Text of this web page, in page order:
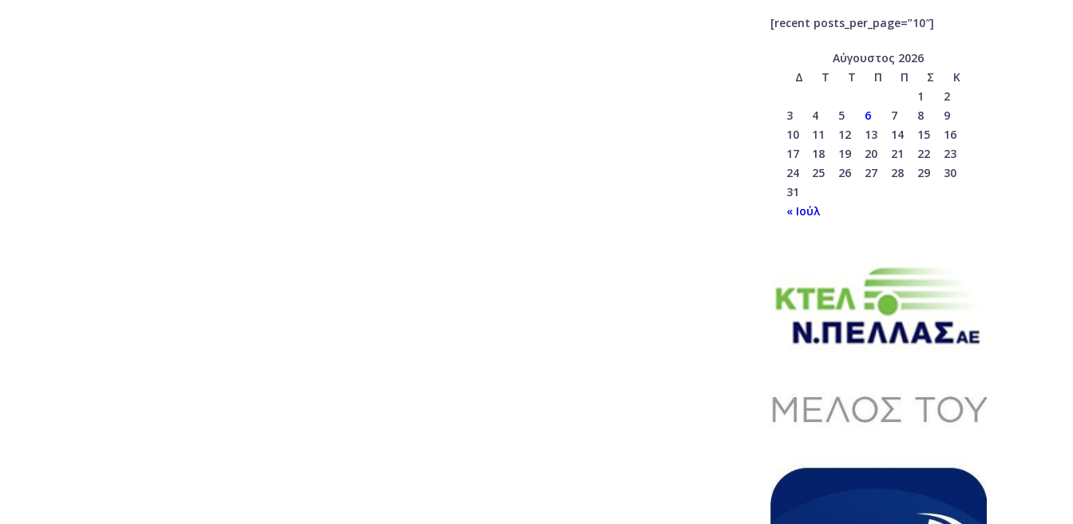
[recent posts_per_page=”10″]
Αύγουστος 2026
Δ
Τ Τ Π Π Σ
Κ
1
2
3
4 5 6 7 8
9
10
11 12 13 14 15
16
17
18 19 20 21 22
23
24
25 26 27 28 29
30
31
« Ιούλ